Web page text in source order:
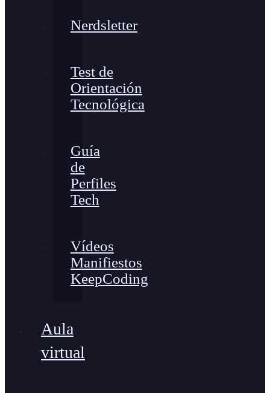
Nerdsletter
Test de
Orientación
Tecnológica
Guía
de
Perfiles
Tech
Vídeos
Manifiestos
KeepCoding
Aula
virtual